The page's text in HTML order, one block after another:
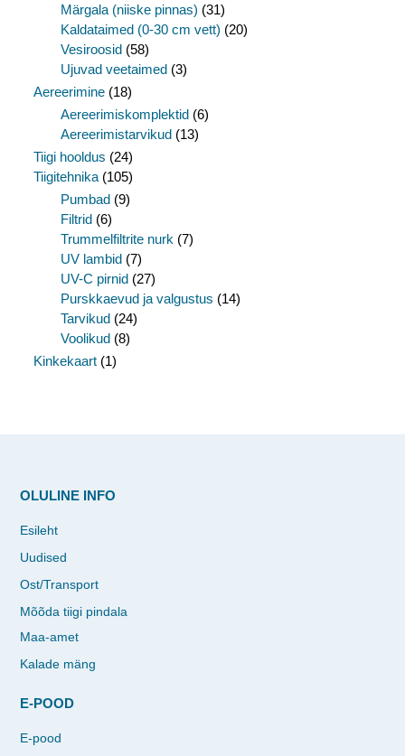
Märgala (niiske pinnas) (31)
Kaldataimed (0-30 cm vett) (20)
Vesiroosid (58)
Ujuvad veetaimed (3)
Aereerimine (18)
Aereerimiskomplektid (6)
Aereerimistarvikud (13)
Tiigi hooldus (24)
Tiigitehnika (105)
Pumbad (9)
Filtrid (6)
Trummelfiltrite nurk (7)
UV lambid (7)
UV-C pirnid (27)
Purskkaevud ja valgustus (14)
Tarvikud (24)
Voolikud (8)
Kinkekaart (1)
OLULINE INFO
Esileht
Uudised
Ost/Transport
Mõõda tiigi pindala
Maa-amet
Kalade mäng
E-POOD
E-pood